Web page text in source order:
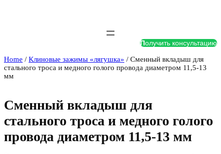
Получить консультацию
Home / Клиновые зажимы «лягушка» / Сменный вкладыш для
стального троса и медного голого провода диаметром 11,5-13
мм
Сменный вкладыш для
стального троса и медного голого
провода диаметром 11,5-13 мм